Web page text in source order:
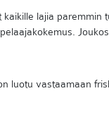
kaikille lajia paremmin
luotu vastaamaan